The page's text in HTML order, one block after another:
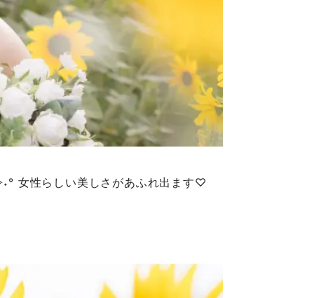
女性らしい美しさがあふれ出ます♡